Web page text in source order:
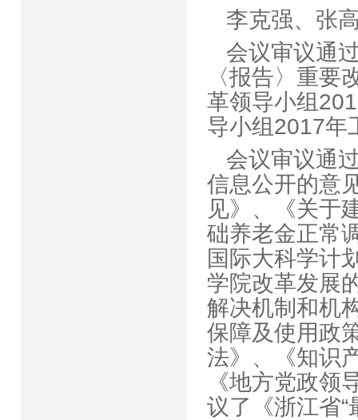
李克强、
会议审议通
〈报告〉重
革领导小组
导小组2017
会议审议通
信息公开的意
见》、《关于
础养老金正常
国际大科学计
学院改革发展
解决机制和机
保障及使用政
法》、《知识
《地方党政
议了《浙江